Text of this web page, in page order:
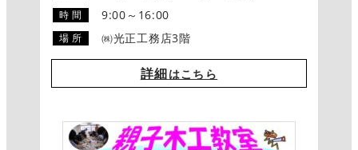
時 間 9:00～16:00
場 所 ㈱光正工務店3階
詳細はこちら